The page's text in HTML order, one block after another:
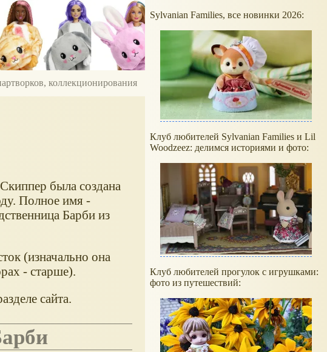
коллекционирования
была создана
Полное имя -
Барби из
(изначально она
- старше).
сайта.
Sylvanian Families, все новинки 2026:
Клуб любителей Sylvanian Families и Lil
Woodzeez: делимся историями и фото:
Клуб любителей прогулок с игрушками:
фото из путешествий: